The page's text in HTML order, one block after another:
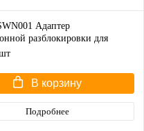
Адаптер
разблокировки для
ворот
В корзину
Подробнее